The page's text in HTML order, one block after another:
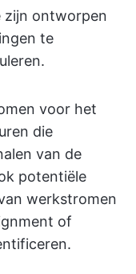
zijn ontworpen
te
voor het
die
van de
potentiële
werkstromen
of